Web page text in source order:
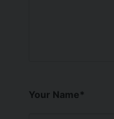
Your Name*